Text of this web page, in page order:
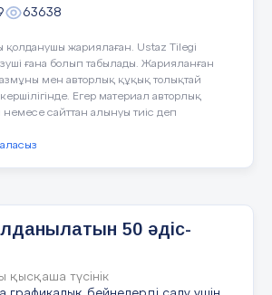
орындауда химиялық
қабілеті мен маңызды
түсінуі ескеріледі.
бөліміне арналған жетік
тапсырма:
парашютист төрт
көрсетілген.
1. Секіру алдында
63638
қолданушы жариялаған. Ustaz Tilegi
ғана болып табылады. Жарияланған
мен авторлық құқық толықтай
Егер материал авторлық
немесе сайттан алынуы тиіс деп
50 әдіс-
қысқаша түсінік